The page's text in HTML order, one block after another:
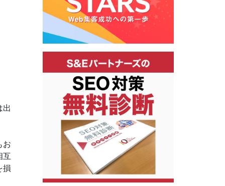
出
お
互
損